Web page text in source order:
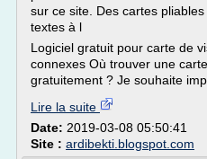
sur ce site. Des cartes
textes à l
Logiciel gratuit pour carte de
connexes Où trouver une
gratuitement ? Je souhaite
Lire la suite
Date: 2019-03-08 05:50:41
Site : ardibekti.blogspot.com